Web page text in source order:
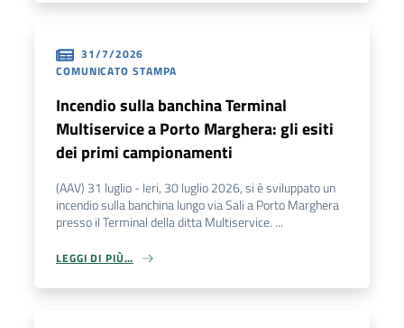
31/7/2026
COMUNICATO STAMPA
Incendio sulla banchina Terminal
Multiservice a Porto Marghera: gli esiti
dei primi campionamenti
(AAV) 31 luglio - Ieri, 30 luglio 2026, si è sviluppato un
incendio sulla banchina lungo via Sali a Porto Marghera
presso il Terminal della ditta Multiservice. ...
LEGGI DI PIÙ…